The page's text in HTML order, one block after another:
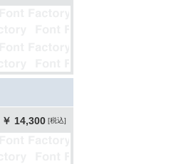
￥ 14,300 [税込]